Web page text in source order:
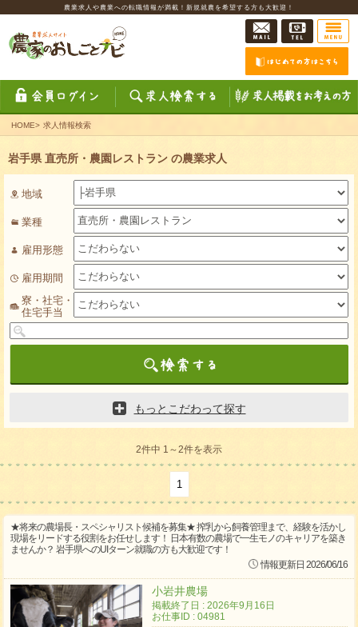
農業求人や農業への転職情報が満載！新規就農を希望する方も大歓迎！
HOME> 求人情報検索
岩手県 直売所・農園レストラン の農業求人
地域
業種
雇用形態
雇用期間
寮・社宅・
住宅手当
もっとこだわって探す
2件中 1～2件を表示
1
★将来の農場長・スペシャリスト候補を募集★ 搾乳から飼養管理まで、経験を活かし
現場をリードする役割をお任せします！ 日本有数の農場で一生モノのキャリアを築き
ませんか？ 岩手県へのUIターン就職の方も大歓迎です！
情報更新日 2026/06/16
小岩井農場
掲載終了日 : 2026年9月16日
お仕事ID : 04981